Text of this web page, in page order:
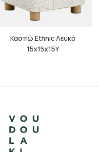
Κασπώ Ethnic Λευκό
15x15x15Υ